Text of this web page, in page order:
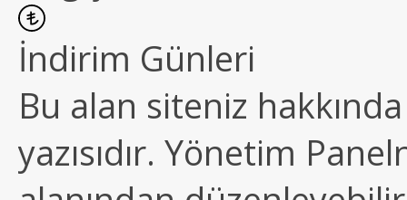
İndirim Günleri
Bu alan siteniz
yazısıdır. Yönetim